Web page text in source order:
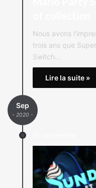
Nous avons
trois ans que
Switch…
Lire la suite »
Sep
- 2020 -